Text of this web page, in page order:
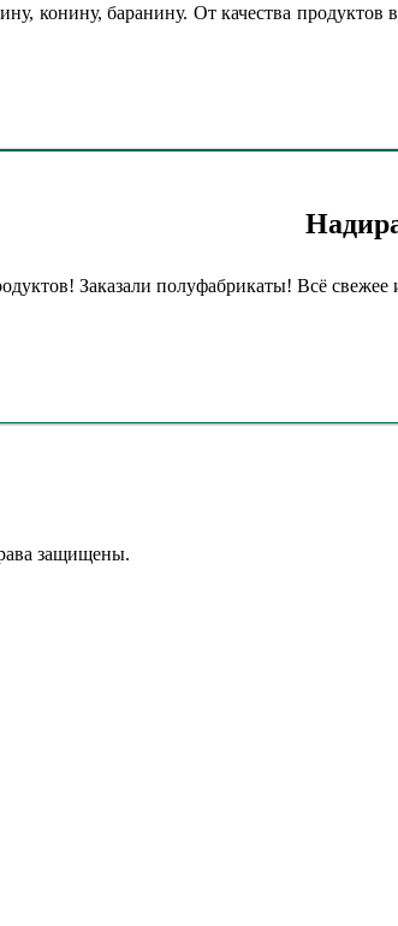
конину, баранину. От качества
Заказали полуфабрикаты! Всё
защищены.